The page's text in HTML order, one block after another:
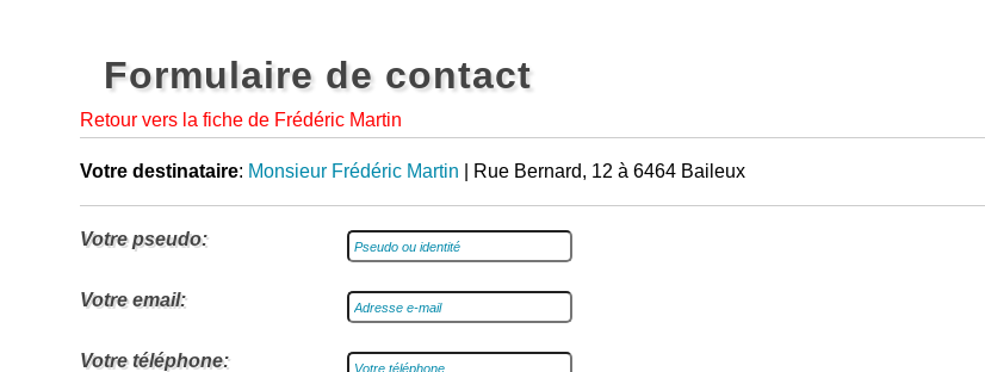
Formulaire de contact
Retour vers la fiche de Frédéric Martin
Votre destinataire: Monsieur Frédéric Martin | Rue Bernard, 12 à 6464 Baileux
Votre pseudo:
Votre email:
Votre téléphone: